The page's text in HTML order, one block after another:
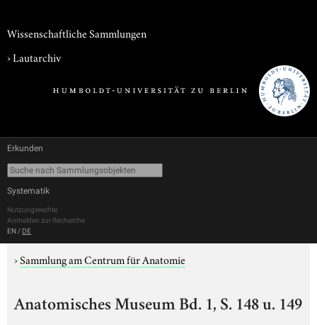
Wissenschaftliche Sammlungen
›Lautarchiv
Erkunden
Systematik
Nutzungsrechte
Anmelden zur Recherche
EN / DE
›Sammlung am Centrum für Anatomie
Anatomisches Museum Bd. 1, S. 148 u. 149